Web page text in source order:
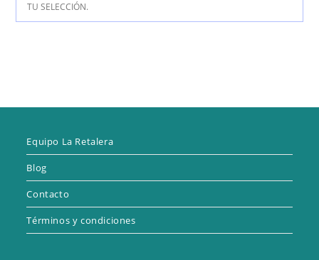
TU SELECCIÓN.
Equipo La Retalera
Blog
Contacto
Términos y condiciones